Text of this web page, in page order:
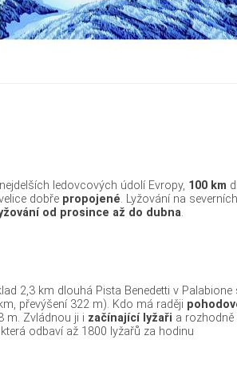
ledovcových údolí Evropy, 100 km
dobře propojené. Lyžování na
od prosince až do dubna.
2,3 km dlouhá Pista Benedetti v
převýšení 322 m). Kdo má raději
m. Zvládnou ji i začínající lyžaři a rozhodně
odbaví až 1800 lyžařů za hodinu